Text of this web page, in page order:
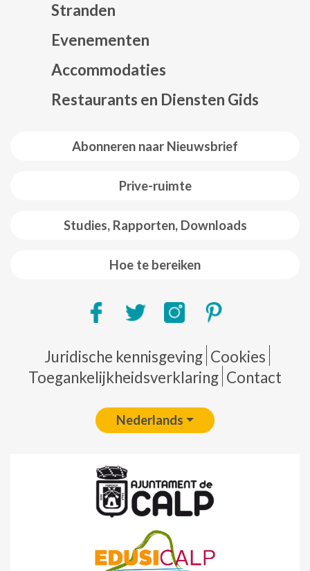
Abonneren naar Nieuwsbrief
Prive-ruimte
Studies, Rapporten, Downloads
Hoe te bereiken
Stranden
Evenementen
Accommodaties
Restaurants en Diensten Gids
Pie de página
Juridische kennisgeving Cookies
Toegankelijkheidsverklaring Contact
Nederlands